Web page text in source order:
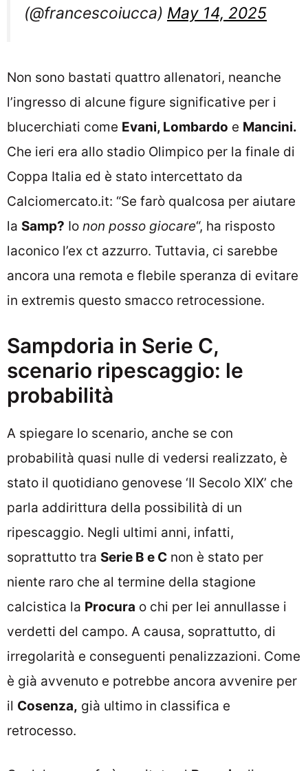
(@francescoiucca) May 14, 2025
Non sono bastati quattro allenatori, neanche
l’ingresso di alcune figure significative per i
blucerchiati come Evani, Lombardo e Mancini.
Che ieri era allo stadio Olimpico per la finale di
Coppa Italia ed è stato intercettato da
Calciomercato.it: “Se farò qualcosa per aiutare
la Samp? Io non posso giocare“, ha risposto
laconico l’ex ct azzurro. Tuttavia, ci sarebbe
ancora una remota e flebile speranza di evitare
in extremis questo smacco retrocessione.
Sampdoria in Serie C,
scenario ripescaggio: le
probabilità
A spiegare lo scenario, anche se con
probabilità quasi nulle di vedersi realizzato, è
stato il quotidiano genovese ‘Il Secolo XIX’ che
parla addirittura della possibilità di un
ripescaggio. Negli ultimi anni, infatti,
soprattutto tra Serie B e C non è stato per
niente raro che al termine della stagione
calcistica la Procura o chi per lei annullasse i
verdetti del campo. A causa, soprattutto, di
irregolarità e conseguenti penalizzazioni. Come
è già avvenuto e potrebbe ancora avvenire per
il Cosenza, già ultimo in classifica e
retrocesso.